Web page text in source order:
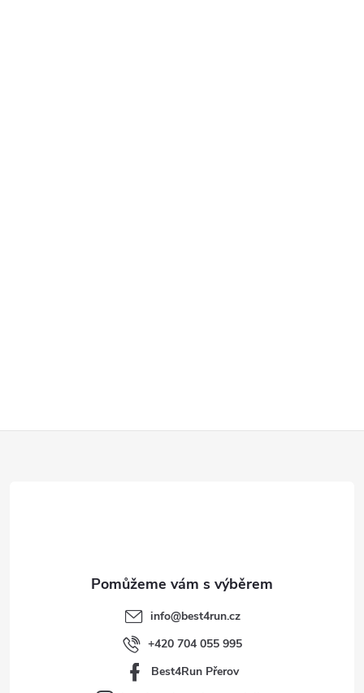
info@best4run.cz
+420 704 055 995
Best4Run Přerov